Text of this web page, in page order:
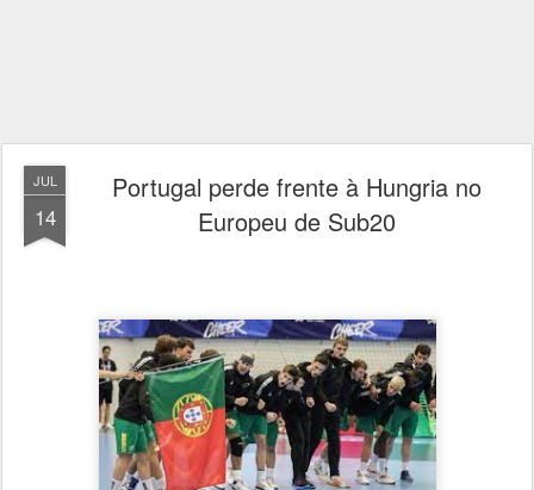
JUL
14
Portugal perde frente à Hungria no
Europeu de Sub20